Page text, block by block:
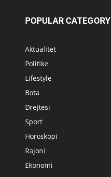
POPULAR CATEGORY
Aktualitet
Politike
Lifestyle
Bota
Drejtesi
Sport
Horoskopi
Rajoni
Ekonomi